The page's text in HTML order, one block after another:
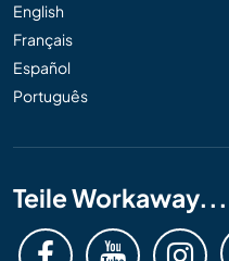
English
Français
Español
Português
Teile Workaway...